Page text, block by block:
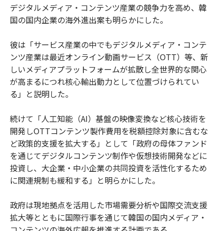
デジタルメディア・コンテンツ産業の競争力を高め、韓
国の国内企業の海外進出案も明らかにした。
彼は「サービス産業の中でもデジタルメディア・コンテ
ンツ産業は最近オンライン動画サービス（OTT）等、新
しいメディアプラットフォームが拡散し全世界的な関心
が高まるにつれ核心輸出動力として位置づけられてい
る」と説明した。
続けて「人工知能（AI）基盤の映像変換など核心技術を
開発しOTTコンテンツ製作費用を税額控除対象に含むな
ど政策的支援を拡大する」として「政府の母体ファンド
を通じてデジタルコンテンツ制作や仮想技術開発などに
投資し、大企業・中小企業の共同投資を活性化するため
に関連規制も緩和する」と明らかにした。
政府は現地拠点を活用した市場需要分析や国際交流支援
拡大等とともに国際行事を通じて韓国の国内メディア・